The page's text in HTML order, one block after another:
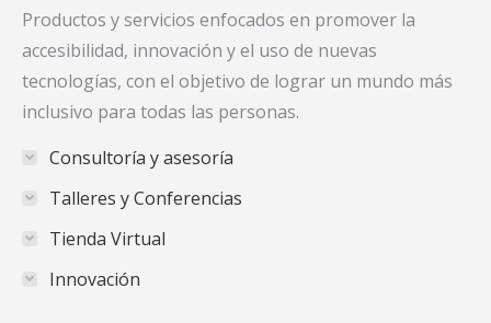
windowwindowwindow
Productos y servicios enfocados en promover la
accesibilidad, innovación y el uso de nuevas
tecnologías, con el objetivo de lograr un mundo más
inclusivo para todas las personas.
Consultoría y asesoría
Talleres y Conferencias
Tienda Virtual
Innovación